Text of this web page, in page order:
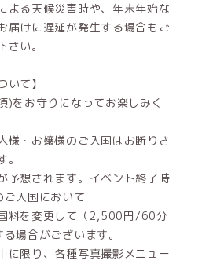
よる天候災害時や、年末年始な
届けに遅延が発生する場合もご
い。
いて】
をお守りになってお楽しみく
様・お嬢様のご入国はお断りさ
予想されます。イベント終了時
入国において
料を変更して（2,500円/60分
場合がございます。
に限り、各種写真撮影メニュー